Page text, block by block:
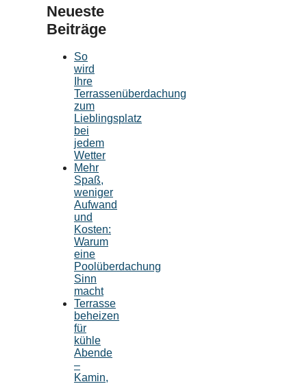
Neueste
Beiträge
So
wird
Ihre
Terrassenüberdachung
zum
Lieblingsplatz
bei
jedem
Wetter
Mehr
Spaß,
weniger
Aufwand
und
Kosten:
Warum
eine
Poolüberdachung
Sinn
macht
Terrasse
beheizen
für
kühle
Abende
–
Kamin,